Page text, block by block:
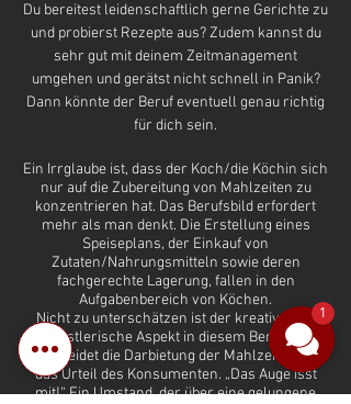
Du bereitest leidenschaftlich gerne Gerichte zu
und probierst Rezepte aus? Zudem kannst du
sehr gut mit deinem Zeitmanagement
umgehen und gerätst nicht schnell in Panik?
Dann könnte der Beruf eventuell genau richtig
für dich sein.
Ein Irrglaube ist, dass der Koch/die Köchin sich
nur auf die Zubereitung von Mahlzeiten zu
konzentrieren hat. Das Berufsbild erfordert
mehr als man denkt. Die Erstellung eines
Speiseplans, der Einkauf von
Zutaten/Nahrungsmitteln sowie deren
fachgerechte Lagerung, fallen in den
Aufgabenbereich von Köchen.
Nicht zu unterschätzen ist der kreative und
künstlerische Aspekt in diesem Beruf. Oft
entscheidet die Darbietung der Mahlzeiten über
das Urteil des Konsumenten. „Das Auge isst
mit!“ Ein Umstand, der über eine gelungene
1